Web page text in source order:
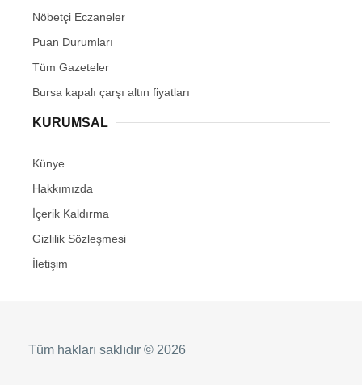
Nöbetçi Eczaneler
Puan Durumları
Tüm Gazeteler
Bursa kapalı çarşı altın fiyatları
KURUMSAL
Künye
Hakkımızda
İçerik Kaldırma
Gizlilik Sözleşmesi
İletişim
Tüm hakları saklıdır © 2026